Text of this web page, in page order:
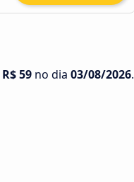
R$ 59 no dia 03/08/2026.